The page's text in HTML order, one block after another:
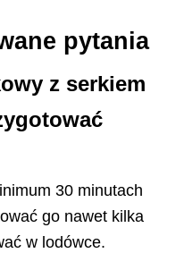
pytania
z serkiem
30 minutach
go nawet kilka
w lodówce.